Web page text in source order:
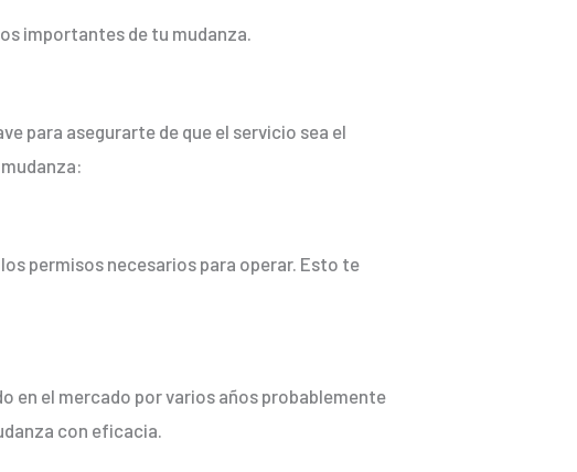
importantes de tu mudanza.
para asegurarte de que el servicio sea el
permisos necesarios para operar. Esto te
en el mercado por varios años probablemente
con eficacia.